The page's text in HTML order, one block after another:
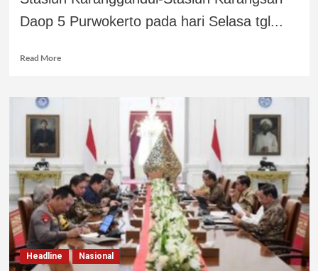
Daop 5 Purwokerto pada hari Selasa tgl...
Read More
Headline Nasional